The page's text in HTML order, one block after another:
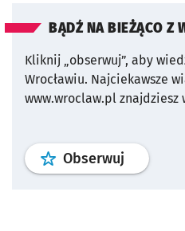
BĄDŹ NA BIEŻĄCO Z
Kliknij „obserwuj”, aby
Wrocławiu. Najciekawsze
www.wroclaw.pl znajdziesz
Obserwuj profil